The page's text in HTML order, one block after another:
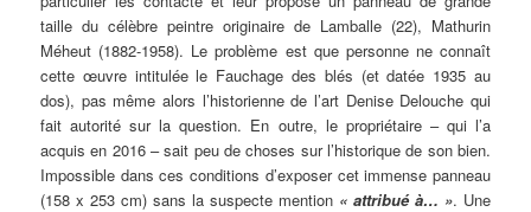
taille du célèbre peintre originaire de Lamballe (22), Mathurin
Méheut (1882-1958). Le problème est que personne ne connaît
cette œuvre intitulée le Fauchage des blés (et datée 1935 au
dos), pas même alors l’historienne de l’art Denise Delouche qui
fait autorité sur la question. En outre, le propriétaire – qui l’a
acquis en 2016 – sait peu de choses sur l’historique de son bien.
Impossible dans ces conditions d’exposer cet immense panneau
(158 x 253 cm) sans la suspecte mention « attribué à… ». Une